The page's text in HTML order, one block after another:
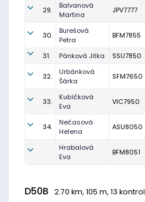
29.
Balvanová
Martina
JPV7777
30.
Burešová
Petra
BFM7855
31. Pánková Jitka SSU7850
32.
Urbánková
Šárka
SFM7650
33.
Kubíčková
Eva
VIC7950
34.
Nečasová
Helena
ASU8050
Hrabalová
Eva
BFM8051
D50B 2.70 km, 105 m, 13 kontrol